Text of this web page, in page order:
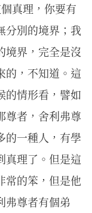
真理，你要有
分別的境界；我
境界，完全是沒
的，不知道。這
的情形看，譬如
尊者，舍利弗尊
的一種人，有學
真理了。但是這
常的笨，但是他
弗尊者有個弟